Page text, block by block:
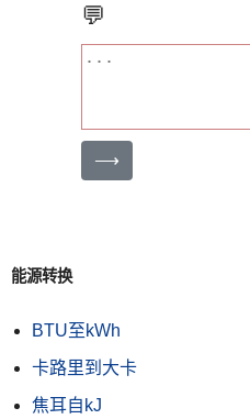
💬
⟶
能源转换
BTU至kWh
卡路里到大卡
焦耳自kJ